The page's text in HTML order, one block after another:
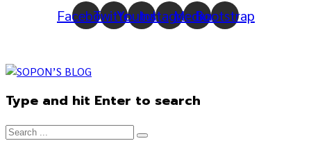
FacebookTwitterYoutubeInstagram
Medium
Bootstrap
Type and hit Enter to search